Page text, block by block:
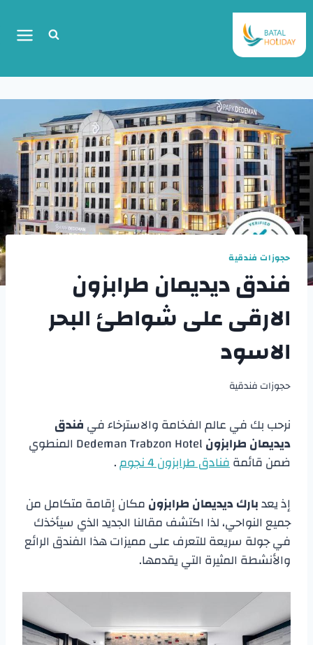
حجوزات فندقية
فندق ديديمان طرابزون
الارقى على شواطئ البحر
الاسود
حجوزات فندقية
نرحب بك في عالم الفخامة والاسترخاء فيفندق
ديديمان طرابزون
Dedeman Trabzon Hotel المنطوي
ضمن قائمةفنادق طرابزون 4 نجوم
.
إذ يعدبارك ديديمان طرابزونمكان إقامة متكامل من
جميع النواحي، لذا اكتشف مقالنا الجديد الذي سيأخذك
في جولة سريعة للتعرف على مميزات هذا الفندق الرائع
والأنشطة المثيرة التي يقدمها.